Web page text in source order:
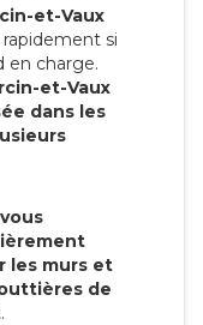
et-Vaux
si
en charge.
et-Vaux
dans les
vous
les murs et
de
.